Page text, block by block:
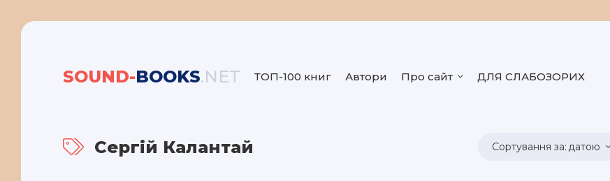
SOUND-BOOKS.NET ТОП-100 книг Автори Про сайт ДЛЯ СЛАБОЗОРИХ
Сергій Калантай датою